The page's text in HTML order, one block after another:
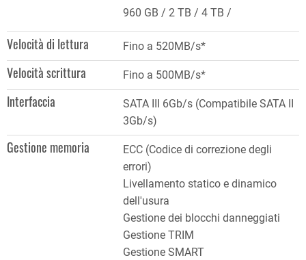
960 GB
2 TB 4 TB
Velocità di lettura Fino a 520MB/s*
Velocità scrittura Fino a 500MB/s*
Interfaccia
SATA III 6Gb/s (Compatibile SATA II
3Gb/s)
Gestione memoria
ECC (Codice di correzione degli
errori)
Livellamento statico e dinamico
dell'usura
Gestione dei blocchi danneggiati
Gestione TRIM
Gestione SMART